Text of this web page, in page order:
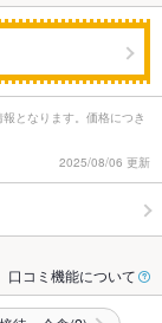
となります。価格につき
2025/08/06 更新
口コミ機能について